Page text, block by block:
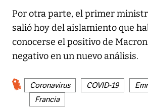
Por otra parte, el primer
salió hoy del aislamiento que
conocerse el positivo de
negativo en un nuevo análisis.
Coronavirus COVID-19
Francia